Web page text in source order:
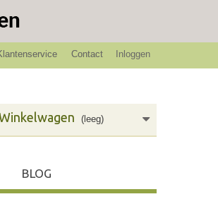
Inloggen
Contact
(leeg)
BLOG